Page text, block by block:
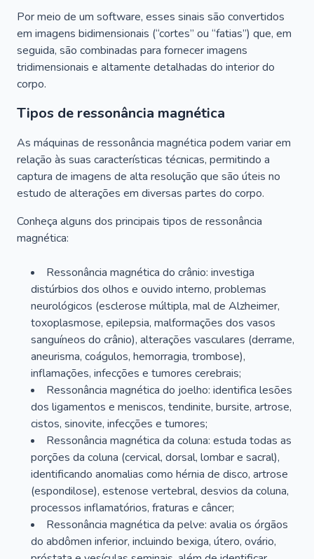
Por meio de um software, esses sinais são convertidos
em imagens bidimensionais (“cortes” ou “fatias”) que, em
seguida, são combinadas para fornecer imagens
tridimensionais e altamente detalhadas do interior do
corpo.
Tipos de ressonância magnética
As máquinas de ressonância magnética podem variar em
relação às suas características técnicas, permitindo a
captura de imagens de alta resolução que são úteis no
estudo de alterações em diversas partes do corpo.
Conheça alguns dos principais tipos de ressonância
magnética:
Ressonância magnética do crânio: investiga
distúrbios dos olhos e ouvido interno, problemas
neurológicos (esclerose múltipla, mal de Alzheimer,
toxoplasmose, epilepsia, malformações dos vasos
sanguíneos do crânio), alterações vasculares (derrame,
aneurisma, coágulos, hemorragia, trombose),
inflamações, infecções e tumores cerebrais;
Ressonância magnética do joelho: identifica lesões
dos ligamentos e meniscos, tendinite, bursite, artrose,
cistos, sinovite, infecções e tumores;
Ressonância magnética da coluna: estuda todas as
porções da coluna (cervical, dorsal, lombar e sacral),
identificando anomalias como hérnia de disco, artrose
(espondilose), estenose vertebral, desvios da coluna,
processos inflamatórios, fraturas e câncer;
Ressonância magnética da pelve: avalia os órgãos
do abdômen inferior, incluindo bexiga, útero, ovário,